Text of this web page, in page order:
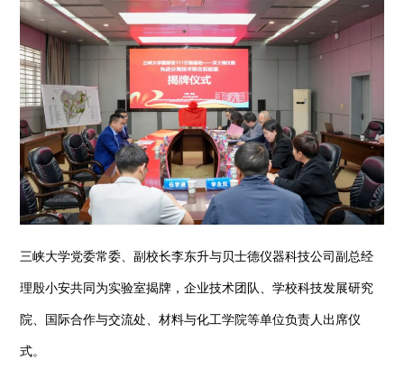
三峡大学党委常委、副校长李东升与贝士德仪器科技公司副总经
理殷小安共同为实验室揭牌，企业技术团队、学校科技发展研究
院、国际合作与交流处、材料与化工学院等单位负责人出席仪
式。